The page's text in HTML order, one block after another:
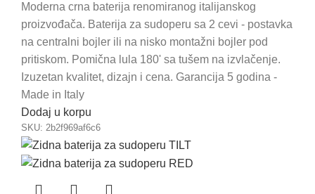
Moderna crna baterija renomiranog italijanskog
proizvođača. Baterija za sudoperu sa 2 cevi - postavka
na centralni bojler ili na nisko montažni bojler pod
pritiskom. Pomična lula 180' sa tušem na izvlačenje.
Izuzetan kvalitet, dizajn i cena. Garancija 5 godina -
Made in Italy
Dodaj u korpu
SKU: 2b2f969af6c6